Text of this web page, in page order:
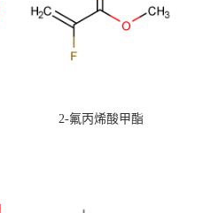
2-氟丙烯酸甲酯